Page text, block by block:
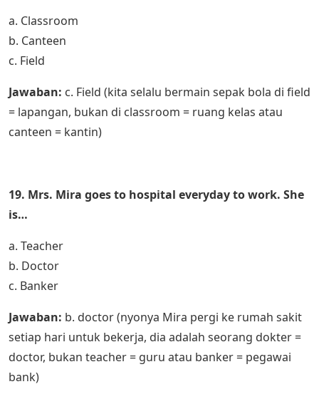
a. Classroom
b. Canteen
c. Field
Jawaban: c. Field (kita selalu bermain sepak bola di field
= lapangan, bukan di classroom = ruang kelas atau
canteen = kantin)
19. Mrs. Mira goes to hospital everyday to work. She
is…
a. Teacher
b. Doctor
c. Banker
Jawaban: b. doctor (nyonya Mira pergi ke rumah sakit
setiap hari untuk bekerja, dia adalah seorang dokter =
doctor, bukan teacher = guru atau banker = pegawai
bank)